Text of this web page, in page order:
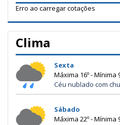
Erro ao carregar cotações
Clima
Sexta
Máxima 16º - Mínima
Céu nublado com
Sábado
Máxima 22º - Mínima